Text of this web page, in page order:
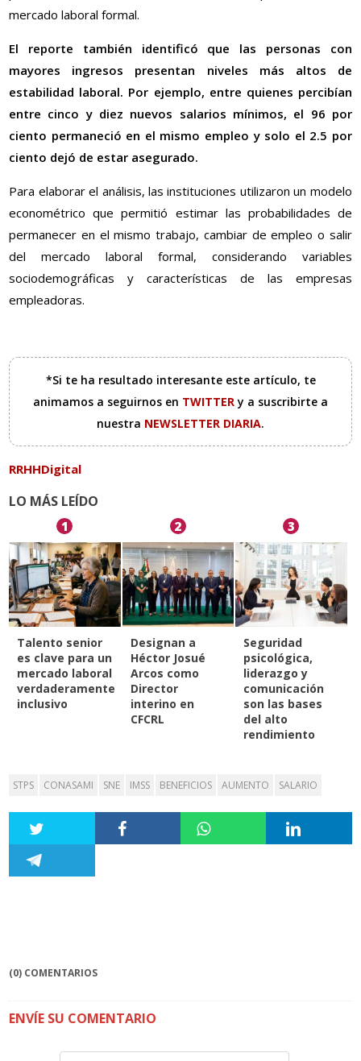
mercado laboral formal.
El reporte también identificó que las personas con
mayores ingresos presentan niveles más altos de
estabilidad laboral. Por ejemplo, entre quienes percibían
entre cinco y diez nuevos salarios mínimos, el 96 por
ciento permaneció en el mismo empleo y solo el 2.5 por
ciento dejó de estar asegurado.
Para elaborar el análisis, las instituciones utilizaron un modelo
econométrico que permitió estimar las probabilidades de
permanecer en el mismo trabajo, cambiar de empleo o salir
del mercado laboral formal, considerando variables
sociodemográficas y características de las empresas
empleadoras.
*Si te ha resultado interesante este artículo, te
animamos a seguirnos en TWITTERy a suscribirte a
nuestra NEWSLETTER DIARIA.
RRHHDigital
LO MÁS LEÍDO
1
Talento senior
es clave para un
mercado laboral
verdaderamente
inclusivo
2
Designan a
Héctor Josué
Arcos como
Director
interino en
CFCRL
3
Seguridad
psicológica,
liderazgo y
comunicación
son las bases
del alto
rendimiento
STPS CONASAMI SNE IMSS BENEFICIOS AUMENTO SALARIO
(0) COMENTARIOS
ENVÍE SU COMENTARIO